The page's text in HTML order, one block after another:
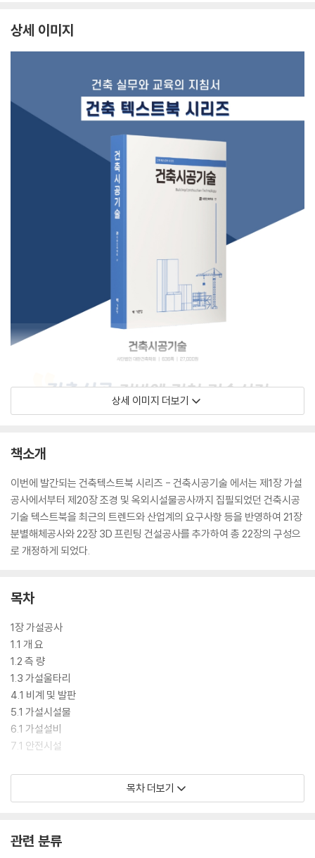
상세 이미지
상세 이미지 더보기
책소개
이번에 발간되는 건축텍스트북 시리즈 - 건축시공기술 에서는 제1장 가설
공사에서부터 제20장 조경 및 옥외시설물공사까지 집필되었던 건축시공
기술 텍스트북을 최근의 트렌드와 산업계의 요구사항 등을 반영하여 21장
분별해체공사와 22장 3D 프린팅 건설공사를 추가하여 총 22장의 구성으
로 개정하게 되었다.
목차
1장 가설공사
1.1 개 요
1.2 측 량
1.3 가설울타리
4.1 비계 및 발판
5.1 가설시설물
6.1 가설설비
7.1 안전시설
2장 토공사
2.4 흙막이공사
목차 더보기
관련 분류